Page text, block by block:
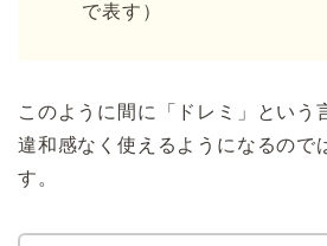
で表す）
このように間に「ドレミ」という
違和感なく使えるようになるので
す。